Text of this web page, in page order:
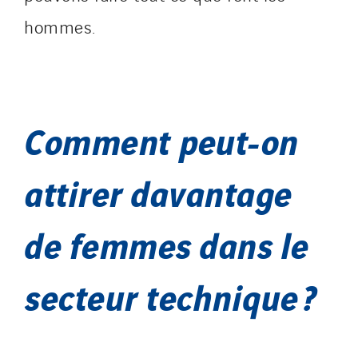
hommes.
Comment peut-on
attirer davantage
de femmes dans le
secteur technique ?